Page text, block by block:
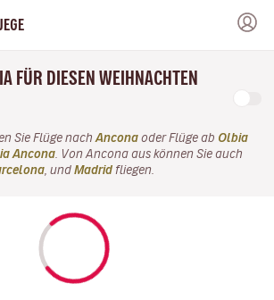
FÜR DIESEN WEIHNACHTEN
Sie Flüge nach Ancona oder Flüge ab Olbia
Ancona . Von Ancona aus können Sie auch
, und Madrid fliegen.